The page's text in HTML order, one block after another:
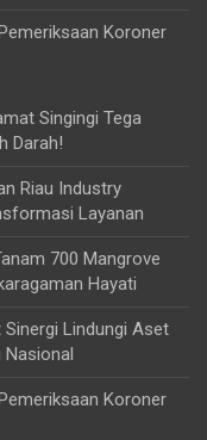
Koroner
Singingi Tega
Darah!
Riau Industry
Layanan
700 Mangrove
Hayati
Sinergi Lindungi Aset
Nasional
Koroner